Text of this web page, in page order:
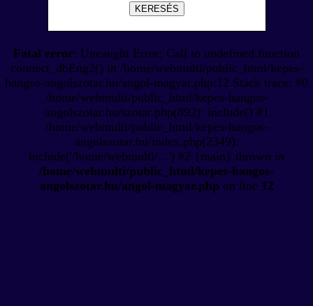
KERESÉS
Fatal error: Uncaught Error: Call to undefined function
connect_dbEng2() in /home/webmulti/public_html/kepes-
hangos-angolszotar.hu/angol-magyar.php:12 Stack trace: #0
/home/webmulti/public_html/kepes-hangos-
angolszotar.hu/szotar.php(892): include() #1
/home/webmulti/public_html/kepes-hangos-
angolszotar.hu/index.php(2349):
include('/home/webmulti/...') #2 {main} thrown in
/home/webmulti/public_html/kepes-hangos-
angolszotar.hu/angol-magyar.php on line 12